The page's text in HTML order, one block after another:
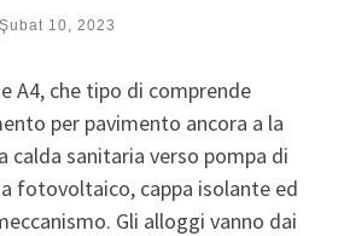
Şubat 10, 2023
A4, che tipo di comprende
per pavimento ancora a la
calda sanitaria verso pompa di
fotovoltaico, cappa isolante ed
Gli alloggi vanno dai